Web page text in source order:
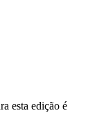
esta edição é